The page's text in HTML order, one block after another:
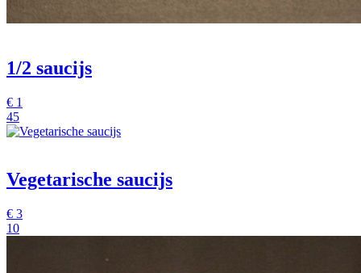
1/2 saucijs
€ 1
45
Vegetarische saucijs
€ 3
10